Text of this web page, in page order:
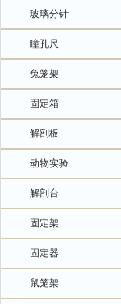
玻璃分针
瞳孔尺
兔笼架
固定箱
解剖板
动物实验
解剖台
固定架
固定器
鼠笼架